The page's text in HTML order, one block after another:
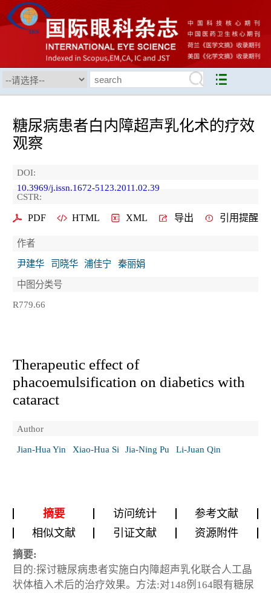
糖尿病患者白内障超声乳化术的疗效
观察
DOI:
10.3969/j.issn.1672-5123.2011.02.39
CSTR:
PDF HTML XML 导出 引用提醒
作者
尹建华
司晓华 浦佳宁
秦丽娟
中图分类号
R779.66
Therapeutic effect of
phacoemulsification on diabetics with
cataract
Author
Jian-Hua Yin
Xiao-Hua Si Jia-Ning Pu Li-Juan Qin
摘要 访问统计
参考文献
相似文献
引证文献 资源附件
摘要:
目的:探讨糖尿病患者实施白内障超声乳化联合人工晶
状体植入术后的治疗效果。方法:对148例164眼有糖尿